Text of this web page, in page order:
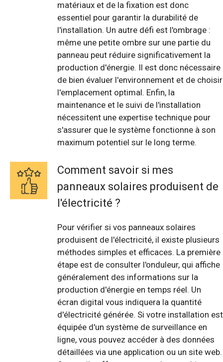
matériaux et de la fixation est donc
essentiel pour garantir la durabilité de
l'installation. Un autre défi est l'ombrage :
même une petite ombre sur une partie du
panneau peut réduire significativement la
production d'énergie. Il est donc nécessaire
de bien évaluer l'environnement et de choisir
l'emplacement optimal. Enfin, la
maintenance et le suivi de l'installation
nécessitent une expertise technique pour
s'assurer que le système fonctionne à son
maximum potentiel sur le long terme.
Comment savoir si mes
panneaux solaires produisent de
l'électricité ?
Pour vérifier si vos panneaux solaires
produisent de l'électricité, il existe plusieurs
méthodes simples et efficaces. La première
étape est de consulter l'onduleur, qui affiche
généralement des informations sur la
production d'énergie en temps réel. Un
écran digital vous indiquera la quantité
d'électricité générée. Si votre installation est
équipée d'un système de surveillance en
ligne, vous pouvez accéder à des données
détaillées via une application ou un site web.